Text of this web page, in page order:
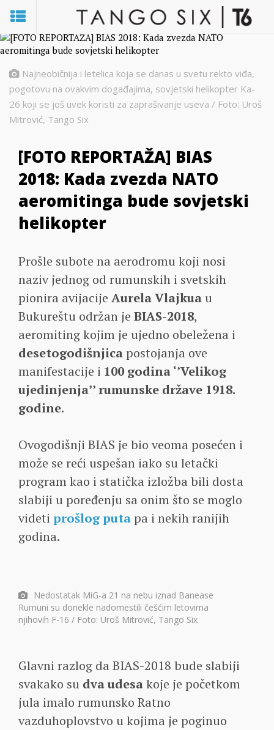
Najneobičnija i letelica koja se danas u svetu rekto viđa,
pogotovu na ovakvim događajima, sovjetski helikopter Ka-
26 koji se još uvek koristi za zaprašivanje useva / Foto: Uroš
Mitrović, Tango Six
[FOTO REPORTAŽA] BIAS
2018: Kada zvezda NATO
aeromitinga bude sovjetski
helikopter
Prošle subote na aerodromu koji nosi
naziv jednog od rumunskih i svetskih
pionira avijacije Aurela Vlajkua u
Bukureštu održan je BIAS-2018,
aeromiting kojim je ujedno obeležena i
desetogodišnjica postojanja ove
manifestacije i 100 godina ‘’Velikog
ujedinjenja’’ rumunske države 1918.
godine.
Ovogodišnji BIAS je bio veoma posećen i
može se reći uspešan iako su letački
program kao i statička izložba bili dosta
slabiji u poređenju sa onim što se moglo
videti prošlog puta pa i nekih ranijih
godina.
Nedostatak MiG-a 21 na nebu iznad Banease
Rumuni su donekle nadomestili češćim letovima
njihovih F-16 / Foto: Uroš Mitrović, Tango Six
Glavni razlog da BIAS-2018 bude slabiji
svakako su dva udesakoje je početkom
jula imalo rumunsko Ratno
vazduhoplovstvo u kojima je poginuo